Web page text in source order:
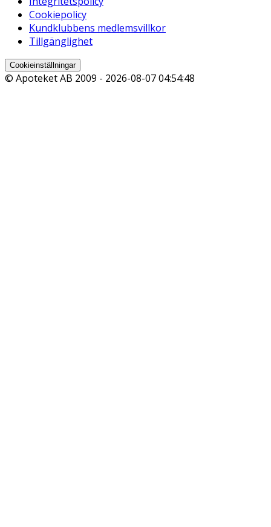
Cookiepolicy
Kundklubbens medlemsvillkor
Tillgänglighet
Cookieinställningar
© Apoteket AB 2009 - 2026-08-07 04:54:48